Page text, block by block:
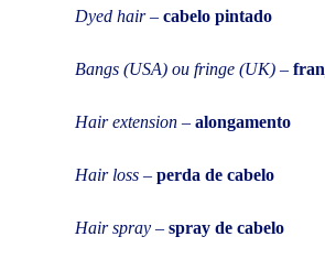
Dyed hair– cabelo pintado
Bangs (USA) ou fringe (UK) –
Hair extension – alongamento
Hair loss – perda de cabelo
Hair spray – spray de cabelo